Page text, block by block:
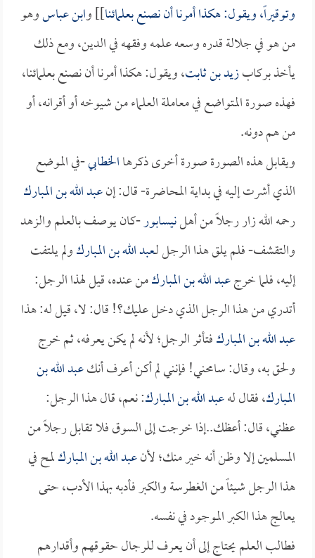
وتوقيراً، ويقول: هكذا أمرنا أن نصنع بعلمائنا]] وابن عباسوهو
من هو في جلالة قدره وسعه علمه وفقهه في الدين، ومع ذلك
يأخذ بركابزيد بن ثابت، ويقول: هكذا أمرنا أن نصنع بعلمائنا،
فهذه صورة المتواضع في معاملة العلماء من شيوخه أو أقرانه، أو
من هم دونه.
ويقابل هذه الصورة صورة أخرى ذكرهاالخطابي-في الموضع
الذي أشرت إليه في بداية المحاضرة- قال: إنعبد الله بن المبارك
رحمه الله زار رجلاً من أهلنيسابور-كان يوصف بالعلم والزهد
والتقشف- فلم يلق هذا الرجل لـعبد الله بن المباركولم يلتفت
إليه، فلما خرجعبد الله بن المباركمن عنده، قيل لهذا الرجل:
أتدري من هذا الرجل الذي دخل عليك؟! قال: لا، قيل له: هذا
عبد الله بن المباركفتأثر الرجل؛ لأنه لم يكن يعرفه، ثم خرج
ولحق به، وقال: سامحني! فإنني لم أكن أعرف أنكعبد الله بن
المبارك، فقال لهعبد الله بن المبارك: نعم، قال هذا الرجل:
عظني، قال: أعظك..إذا خرجت إلى السوق فلا تقابل رجلاً من
المسلمين إلا وظن أنه خير منك؛ لأنعبد الله بن المباركلمح في
هذا الرجل شيئاً من الغطرسة والكبر فأدبه بهذا الأدب، حتى
يعالج هذا الكبر الموجود في نفسه.
فطالب العلم يحتاج إلى أن يعرف للرجال حقوقهم وأقدارهم